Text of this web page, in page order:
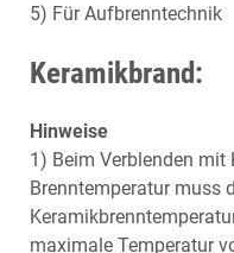
5) Für Aufbrenntechnik
Keramikbrand:
Hinweise
1) Beim Verblenden mit
Brenntemperatur muss
maximale Temperatur